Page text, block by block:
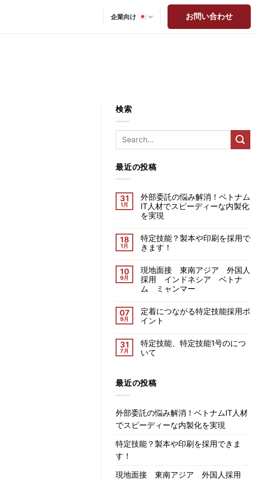
企業向け お問い合わせ
検索
最近の投稿
31
1月
外部委託の悩み解消！ベトナム
IT人材でスピーディーな内製化
を実現
18
1月
特定技能？製本や印刷を採用で
きます！
10
9月
現地面接 東南アジア 外国人
採用 インドネシア ベトナ
ム ミャンマー
07
9月
定着につながる特定技能採用ポ
イント
31
7月
特定技能、特定技能1号のにつ
いて
最近の投稿
外部委託の悩み解消！ベトナムIT人材
でスピーディーな内製化を実現
特定技能？製本や印刷を採用できま
す！
現地面接 東南アジア 外国人採用